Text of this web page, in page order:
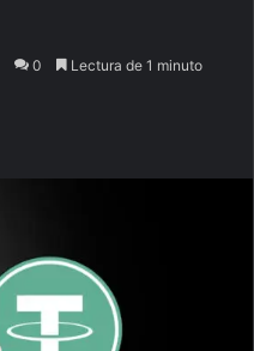
0 Lectura de 1 minuto